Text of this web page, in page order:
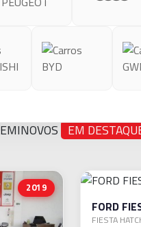
EM
2019
FORD
FIESTA